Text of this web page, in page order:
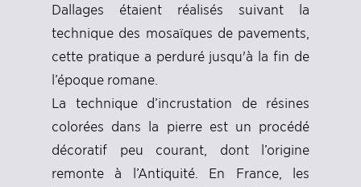
Dallages étaient réalisés suivant la
technique des mosaïques de pavements,
cette pratique a perduré jusqu'à la fin de
l’époque romane.
La technique d’incrustation de résines
colorées dans la pierre est un procédé
décoratif peu courant, dont l’origine
remonte à l’Antiquité. En France, les